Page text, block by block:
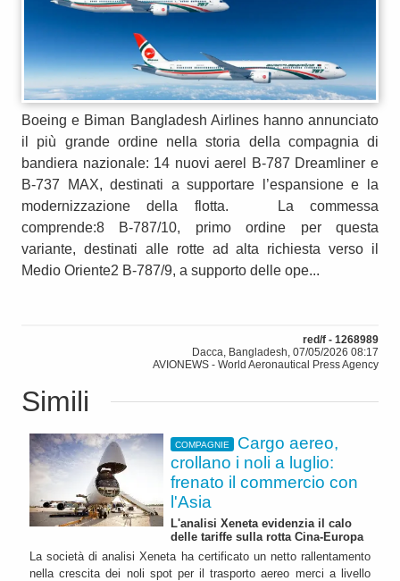
Boeing e Biman Bangladesh Airlines hanno annunciato
il più grande ordine nella storia della compagnia di
bandiera nazionale: 14 nuovi aerel B-787 Dreamliner e
B-737 MAX, destinati a supportare l’espansione e la
modernizzazione della flotta. La commessa
comprende:8 B-787/10, primo ordine per questa
variante, destinati alle rotte ad alta richiesta verso il
Medio Oriente2 B-787/9, a supporto delle ope...
red/f - 1268989
Dacca, Bangladesh, 07/05/2026 08:17
AVIONEWS - World Aeronautical Press Agency
Simili
COMPAGNIE
Cargo aereo,
crollano i noli a luglio:
frenato il commercio con
l'Asia
L'analisi Xeneta evidenzia il calo
delle tariffe sulla rotta Cina-Europa
La società di analisi Xeneta ha certificato un netto rallentamento
nella crescita dei noli spot per il trasporto aereo merci a livello